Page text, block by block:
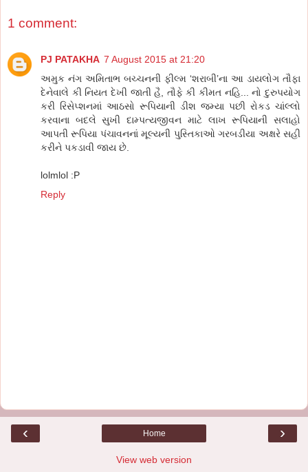
1 comment:
PJ PATAKHA 7 August 2015 at 21:20
અમુક નંગ અમિતાભ બચ્ચનની ફીલ્મ ‘શરાબી’ના આ ડાયલોગ તૌફા
દેનેવાલે કી નિયત દેખી જાતી હૈ, તૌફે કી કીમત નહિ... નો દુરુપયોગ
કરી રિસેપ્શનમાં આઠસો રૂપિયાની ડીશ જમ્યા પછી રોકડ ચાંલ્લો
કરવાના બદલે સુખી દામ્પત્યજીવન માટે લાખ રૂપિયાની સલાહો
આપતી રૂપિયા પંચાવનનાં મૂલ્યની પુસ્તિકાઓ ગરબડીયા અક્ષરે સહી
કરીને પકડાવી જાય છે.
lolmlol :P
Reply
‹ ›
Home
View web version